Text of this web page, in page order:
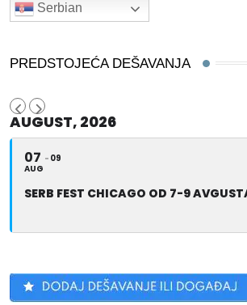
Serbian
PREDSTOJEĆA DEŠAVANJA
AUGUST, 2026
07
AUG
09
SERB FEST CHICAGO OD 7-9